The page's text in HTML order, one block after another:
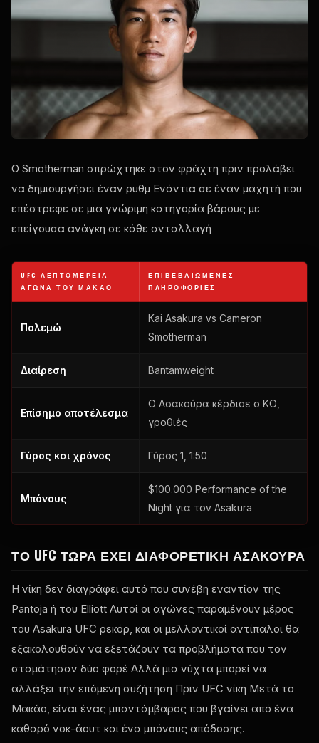
Ο Smotherman σπρώχτηκε στον φράχτη πριν προλάβει
να δημιουργήσει έναν ρυθμ Ενάντια σε έναν μαχητή που
επέστρεφε σε μια γνώριμη κατηγορία βάρους με
επείγουσα ανάγκη σε κάθε ανταλλαγή
UFC ΛΕΠΤΟΜΈΡΕΙΑ
ΑΓΏΝΑ ΤΟΥ ΜΑΚΆΟ
ΕΠΙΒΕΒΑΙΩΜΈΝΕΣ
ΠΛΗΡΟΦΟΡΊΕΣ
Πολεμώ
Kai Asakura vs Cameron
Smotherman
Διαίρεση Bantamweight
Επίσημο αποτέλεσμα
Ο Ασακούρα κέρδισε ο ΚΟ,
γροθιές
Γύρος και χρόνος Γύρος 1, 1:50
Μπόνους
$100.000 Performance of the
Night για τον Asakura
ΤΟ UFC ΤΏΡΑ ΈΧΕΙ ΔΙΑΦΟΡΕΤΙΚΉ ΑΣΑΚΟΎΡΑ
Η νίκη δεν διαγράφει αυτό που συνέβη εναντίον της
Pantoja ή του Elliott Αυτοί οι αγώνες παραμένουν μέρος
του Asakura UFC ρεκόρ, και οι μελλοντικοί αντίπαλοι θα
εξακολουθούν να εξετάζουν τα προβλήματα που τον
σταμάτησαν δύο φορέ Αλλά μια νύχτα μπορεί να
αλλάξει την επόμενη συζήτηση Πριν UFC νίκη Μετά το
Μακάο, είναι ένας μπαντάμβαρος που βγαίνει από ένα
καθαρό νοκ-άουτ και ένα μπόνους απόδοσης.